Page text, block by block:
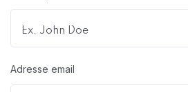
Adresse email